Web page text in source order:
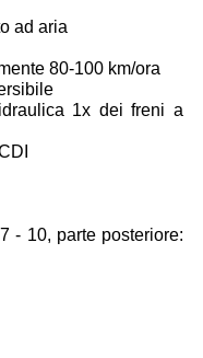
ad aria
80-100 km/ora
1x dei freni a
- 10, parte posteriore: